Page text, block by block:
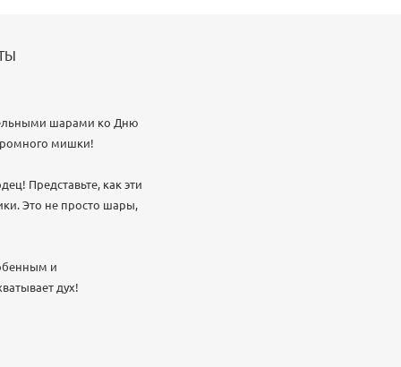
шарами ко Дню
мишки!
Представьте, как эти
Это не просто шары,
и
дух!